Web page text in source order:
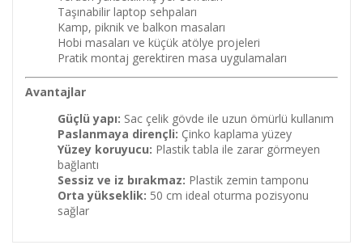
Taşınabilir laptop sehpaları
Kamp, piknik ve balkon masaları
Hobi masaları ve küçük atölye projeleri
Pratik montaj gerektiren masa uygulamaları
Avantajlar
Güçlü yapı: Sac çelik gövde ile uzun ömürlü kullanım
Paslanmaya dirençli: Çinko kaplama yüzey
Yüzey koruyucu: Plastik tabla ile zarar görmeyen
bağlantı
Sessiz ve iz bırakmaz: Plastik zemin tamponu
Orta yükseklik: 50 cm ideal oturma pozisyonu
sağlar